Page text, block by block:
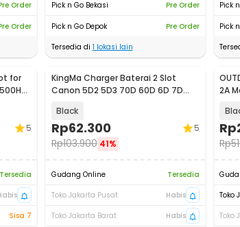
Order
Order
Pick n Go Bekasi
Pre Order
Pick n Go Depok
Pre Order
Tersedia di 1 lokasi lain
Pick
Pick
for
5
Tersedia
Sisa 7
KingMa Charger Baterai 2 Slot
Canon 5D2 5D3 70D 60D 6D 7D
Black
Rp62.300
Rp103.900 41%
5
Gudang Online
Tersedia
Toko Jakarta Pusat
Habis
Toko Jakarta Barat
Habis
2A
Rp
Rp
Toko
Toko